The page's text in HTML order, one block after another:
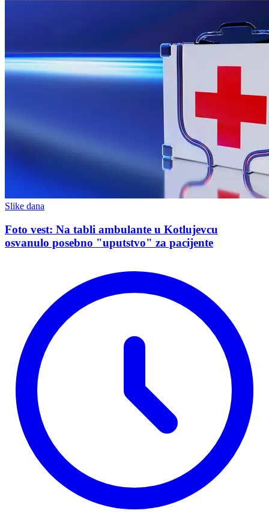
Slike dana
Foto vest: Na tabli ambulante u Kotlujevcu
osvanulo posebno "uputstvo" za pacijente